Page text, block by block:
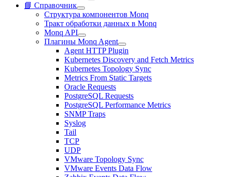
📘 Справочник
Структура компонентов Monq
Тракт обработки данных в Monq
Monq API
Плагины Monq Agent
Agent HTTP Plugin
Kubernetes Discovery and Fetch Metrics
Kubernetes Topology Sync
Metrics From Static Targets
Oracle Requests
PostgreSQL Requests
PostgreSQL Performance Metrics
SNMP Traps
Syslog
Tail
TCP
UDP
VMware Topology Sync
VMware Events Data Flow